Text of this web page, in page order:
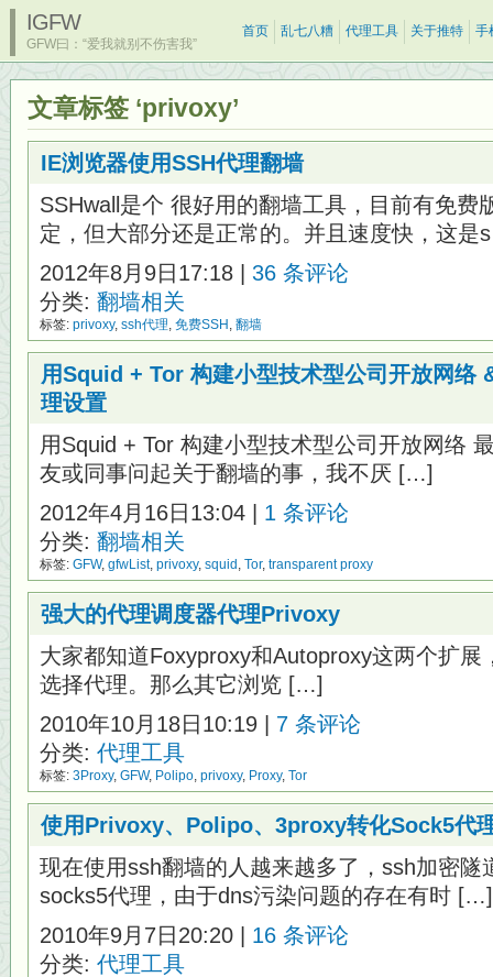
IGFW
GFW曰：“爱我就别不伤害我”
首页 乱七八糟 代理工具 关于推特 手
文章标签 ‘privoxy’
IE浏览器使用SSH代理翻墙
SSHwall是个 很好用的翻墙工具，目前有免费
定，但大部分还是正常的。并且速度快，这
2012年8月9日17:18 | 36 条评论
分类: 翻墙相关
标签: privoxy, ssh代理, 免费SSH , 翻墙
用Squid + Tor 构建小型技术型公司开放网络
理设置
用Squid + Tor 构建小型技术型公司开放网络
友或同事问起关于翻墙的事，我不厌 […]
2012年4月16日13:04 | 1 条评论
分类: 翻墙相关
标签: GFW, gfwList, privoxy, squid , Tor, transparent proxy
强大的代理调度器代理Privoxy
大家都知道Foxyproxy和Autoproxy这两个扩展
选择代理。那么其它浏览 […]
2010年10月18日10:19 | 7 条评论
分类: 代理工具
标签: 3Proxy, GFW, Polipo, privoxy, Proxy, Tor
使用Privoxy、Polipo、3proxy转化Sock5代
现在使用ssh翻墙的人越来越多了，ssh加密隧
socks5代理，由于dns污染问题的存在有时 […]
2010年9月7日20:20 | 16 条评论
分类: 代理工具